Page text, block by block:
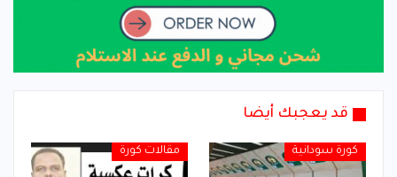
قد يعجبك أيضا
كورة سودانية مقالات كورة